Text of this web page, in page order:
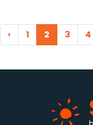
‹ 1 2 3 4